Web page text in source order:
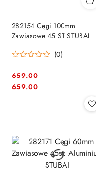
282154 Cęgi 100mm
Zawiasowe 45 ST STUBAI
(0)
Cena:
659.00
Cena:
659.00